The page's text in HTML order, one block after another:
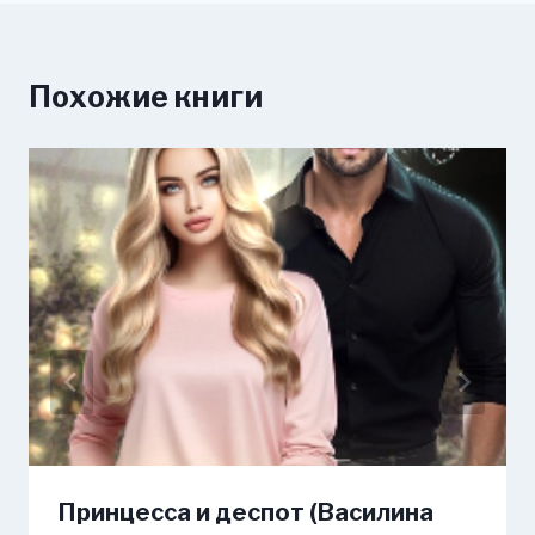
Похожие книги
Принцесса и деспот (Василина